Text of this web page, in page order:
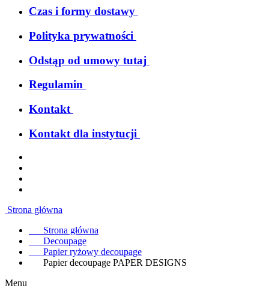
Czas i formy dostawy
Polityka prywatności
Odstąp od umowy tutaj
Regulamin
Kontakt
Kontakt dla instytucji
Strona główna
Strona główna
Decoupage
Papier ryżowy decoupage
Papier decoupage PAPER DESIGNS
Menu